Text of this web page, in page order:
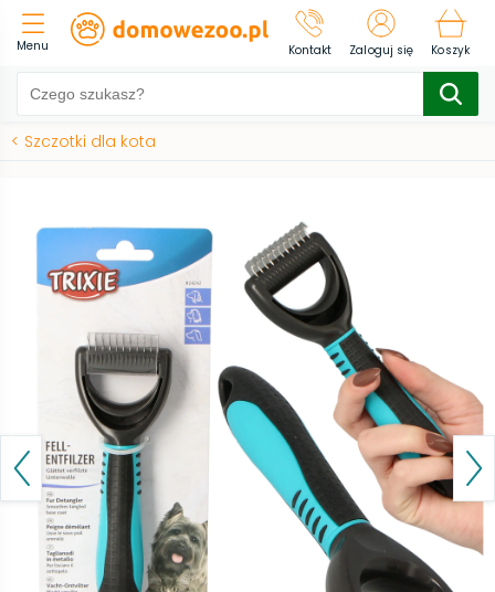
Menu Kontakt Zaloguj się Koszyk
< Szczotki dla kota